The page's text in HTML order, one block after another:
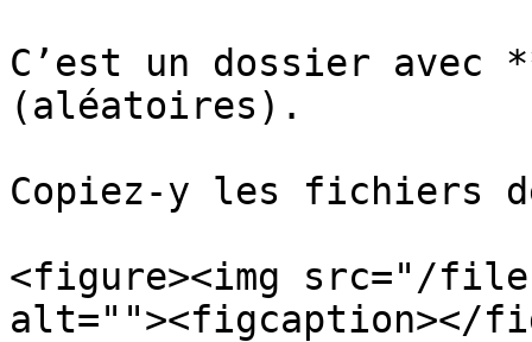
C’est un dossier avec
(aléatoires).
Copiez-y les fichiers
<figure><img src="/files/
alt=""><figcaption></